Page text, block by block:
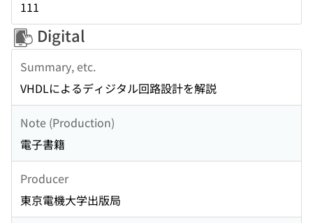
111
Digital
Summary, etc.
VHDLによるディジタル回路設計を解説
Note (Production)
電子書籍
Producer
東京電機大学出版局